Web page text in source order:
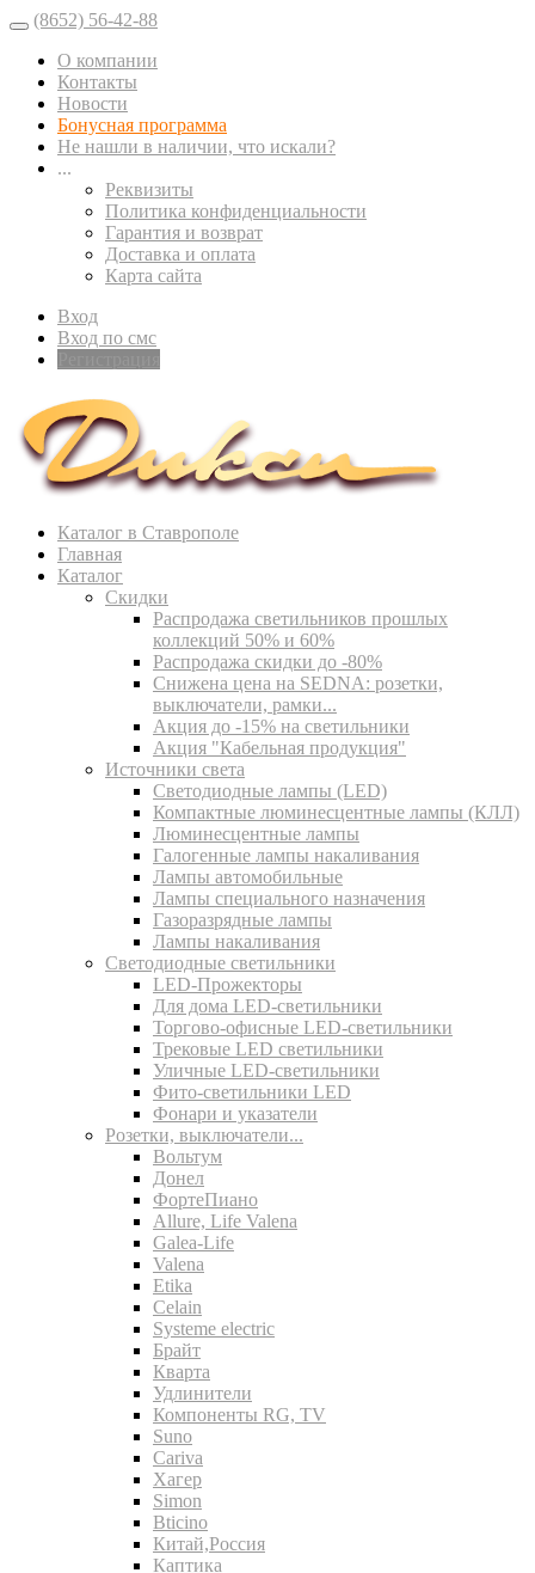
(8652) 56-42-88
О компании
Контакты
Новости
Бонусная программа
Не нашли в наличии, что искали?
...
Реквизиты
Политика конфиденциальности
Гарантия и возврат
Доставка и оплата
Карта сайта
Вход
Вход по смс
Каталог в Ставрополе
Главная
Каталог
Скидки
Распродажа светильников прошлых
коллекций 50% и 60%
Распродажа скидки до -80%
Cнижена цена на SEDNA: розетки,
выключатели, рамки...
Акция до -15% на светильники
Акция "Кабельная продукция"
Источники света
Светодиодные лампы (LED)
Компактные люминесцентные лампы (КЛЛ)
Люминесцентные лампы
Галогенные лампы накаливания
Лампы автомобильные
Лампы специального назначения
Газоразрядные лампы
Лампы накаливания
Светодиодные светильники
LED-Прожекторы
Для дома LED-светильники
Торгово-офисные LED-светильники
Трековые LED светильники
Уличные LED-светильники
Фито-светильники LED
Фонари и указатели
Розетки, выключатели...
Вольтум
Донел
ФортеПиано
Allure, Life Valena
Galea-Life
Valena
Etika
Celain
Systeme electric
Брайт
Кварта
Удлинители
Компоненты RG, TV
Suno
Cariva
Хагер
Simon
Bticino
Китай,Россия
Каптика